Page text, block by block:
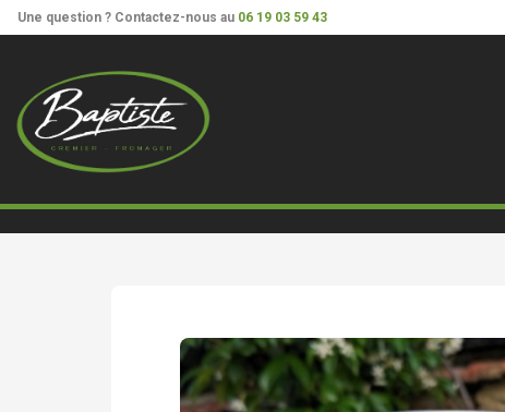
Une question ? Contactez-nous au 06 19 03 59 43
Panneau de gestion des cookies